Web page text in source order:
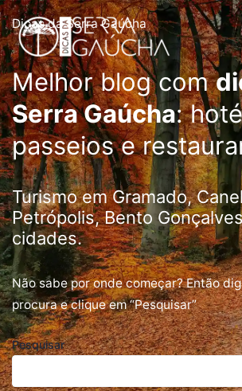
Ir
para
o
conteúdo
Dicas da Serra Gaúcha
Melhor blog com
Serra Gaúcha:
passeios e
Turismo em Gramado,
Petrópolis, Bento
cidades.
Não sabe por onde começar? Então
procura e clique em “Pesquisar”
Pesquisar